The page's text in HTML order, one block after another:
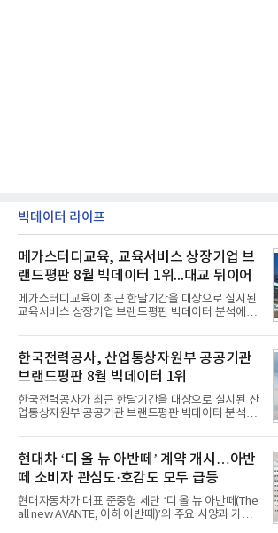
빅데이터 라이프
메가스터디교육, 교육서비스 상장기업 브
랜드평판 8월 빅데이터 1위...대교 뒤이어
메가스터디교육이 최근 한달기간을 대상으로 실시된
교육서비스 상장기업 브랜드평판 빅데이터 분석에서
일 한국기업평판연구소(소장 구창환)는 국내 교육서
비스 상장기업 브랜드를 대상으로 지난 7월 7일부터
8월 7일까지 수집된 소비자 빅데이터 10,074,233건
을 분석한 결과, 메가스터디교육이 브랜드평판지수
1,710,926을 기록하며 8월 1위에 올랐다고 밝혔다.
분석에 활용된 빅데이터는 지난 7월(9,491,206건) 대
비 6.14% 증가한 수치로, 교육서비스 상장기업 브랜
디교육, 대교, 디지
한국전력공사, 산업통상자원부 공공기관
브랜드평판 8월 빅데이터 1위
한국전력공사가 최근 한달기간을 대상으로 실시된 산
업통상자원부 공공기관 브랜드평판 빅데이터 분석에
이 순으로 뒤를 이었다.7일 한국기업평판연구소(소장
구창환)는 산업통상자원부 공공기관 41개 브랜드를
대상으로 지난 7월 7일부터 8월 7일까지 수집된 소비
자 빅데이터 91,102,549건을 분석한 결과, 한국전력
공사가 브랜드평판지수 10,670,633을 기록하며 8월
1위에 올랐다고 밝혔다. 분석에 활용된 빅데이터는 지
난 7월(88,893,823건) 대비 2.48% 증가한 수치다.연
현대차 ‘디 올 뉴 아반떼’ 계약 개시…아반
떼 소비자 관심도·호감도 모두 급등
현대자동차가 대표 준중형 세단 ‘디 올 뉴 아반떼(The
all new AVANTE, 이하 아반떼)’의 주요 사양과 가격